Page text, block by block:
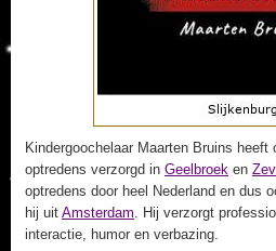
Kindergoochelaar Maarten Bruins heeft
optredens verzorgd in Geelbroek en
optredens door heel Nederland en dus
hij uit Amsterdam. Hij verzorgt
interactie, humor en verbazing.